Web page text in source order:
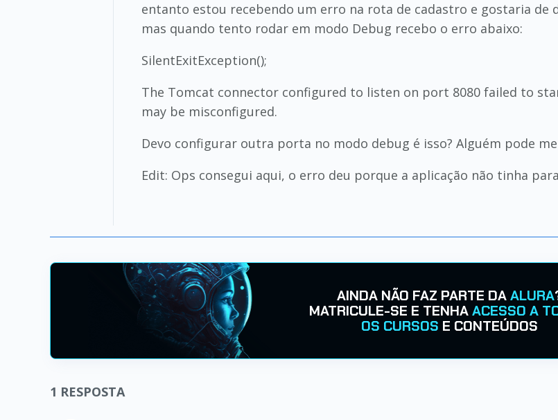
entanto estou recebendo um erro na rota de cadastro e gostaria de
mas quando tento rodar em modo Debug recebo o erro abaixo:
SilentExitException();
The Tomcat connector configured to listen on port 8080 failed to
may be misconfigured.
Devo configurar outra porta no modo debug é isso? Alguém pode
Edit: Ops consegui aqui, o erro deu porque a aplicação não tinha
AINDA NÃO FAZ PARTE DAALURA
MATRICULE-SE E TENHAACESSO A
OS CURSOS E CONTEÚDOS
1 RESPOSTA